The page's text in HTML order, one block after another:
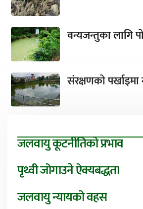
वन्यजन्तुका लागि
संरक्षणको पर्खाइमा
जलवायु कूटनीतिको प्रभाव
पृथ्वी जोगाउने ऐक्यबद्धता
जलवायु न्यायको वहस